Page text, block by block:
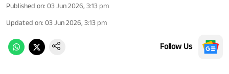
Published on: 03 Jun 2026, 3:13 pm
Updated on: 03 Jun 2026, 3:13 pm
Follow Us